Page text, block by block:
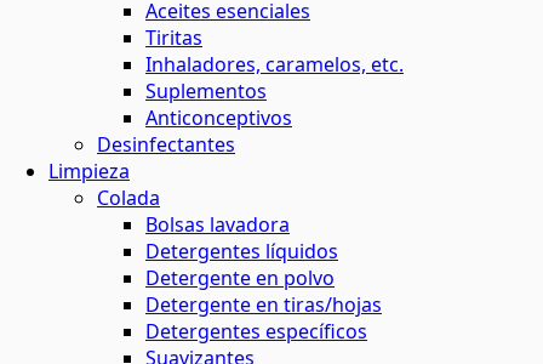
Aceites esenciales
Tiritas
Inhaladores, caramelos, etc.
Suplementos
Anticonceptivos
Desinfectantes
Limpieza
Colada
Bolsas lavadora
Detergentes líquidos
Detergente en polvo
Detergente en tiras/hojas
Detergentes específicos
Suavizantes